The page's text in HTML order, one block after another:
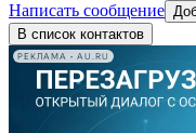
Написать сообщение
В список контактов
РЕКЛАМА • AU.RU